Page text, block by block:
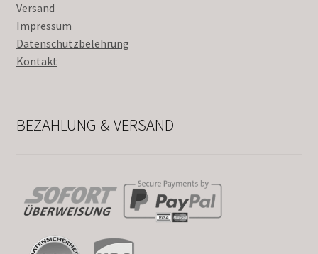
Versand
Impressum
Datenschutzbelehrung
Kontakt
BEZAHLUNG & VERSAND